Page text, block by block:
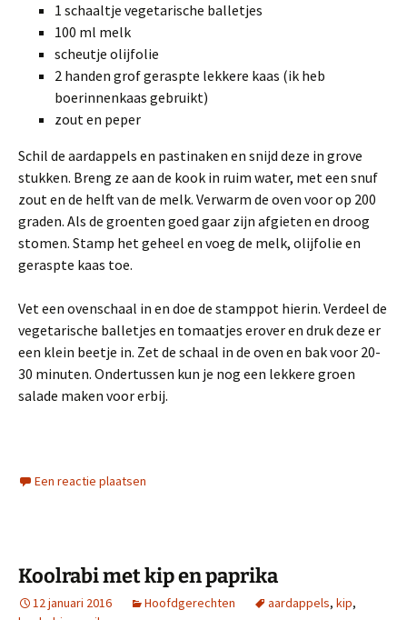
1 schaaltje vegetarische balletjes
100 ml melk
scheutje olijfolie
2 handen grof geraspte lekkere kaas (ik heb
boerinnenkaas gebruikt)
zout en peper
Schil de aardappels en pastinaken en snijd deze in grove
stukken. Breng ze aan de kook in ruim water, met een snuf
zout en de helft van de melk. Verwarm de oven voor op 200
graden. Als de groenten goed gaar zijn afgieten en droog
stomen. Stamp het geheel en voeg de melk, olijfolie en
geraspte kaas toe.
Vet een ovenschaal in en doe de stamppot hierin. Verdeel de
vegetarische balletjes en tomaatjes erover en druk deze er
een klein beetje in. Zet de schaal in de oven en bak voor 20-
30 minuten. Ondertussen kun je nog een lekkere groen
salade maken voor erbij.
Een reactie plaatsen
Koolrabi met kip en paprika
12 januari 2016 Hoofdgerechten aardappels, kip,